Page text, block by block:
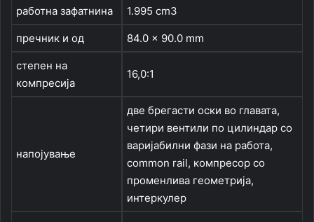
работна зафатнина 1.995 cm3
пречник и од 84.0 x 90.0 mm
степен на
компресија
16,0:1
напојување
две брегасти оски во главата,
четири вентили по цилиндар со
варијабилни фази на работа,
common rail, компресор со
променлива геометрија,
интеркулер